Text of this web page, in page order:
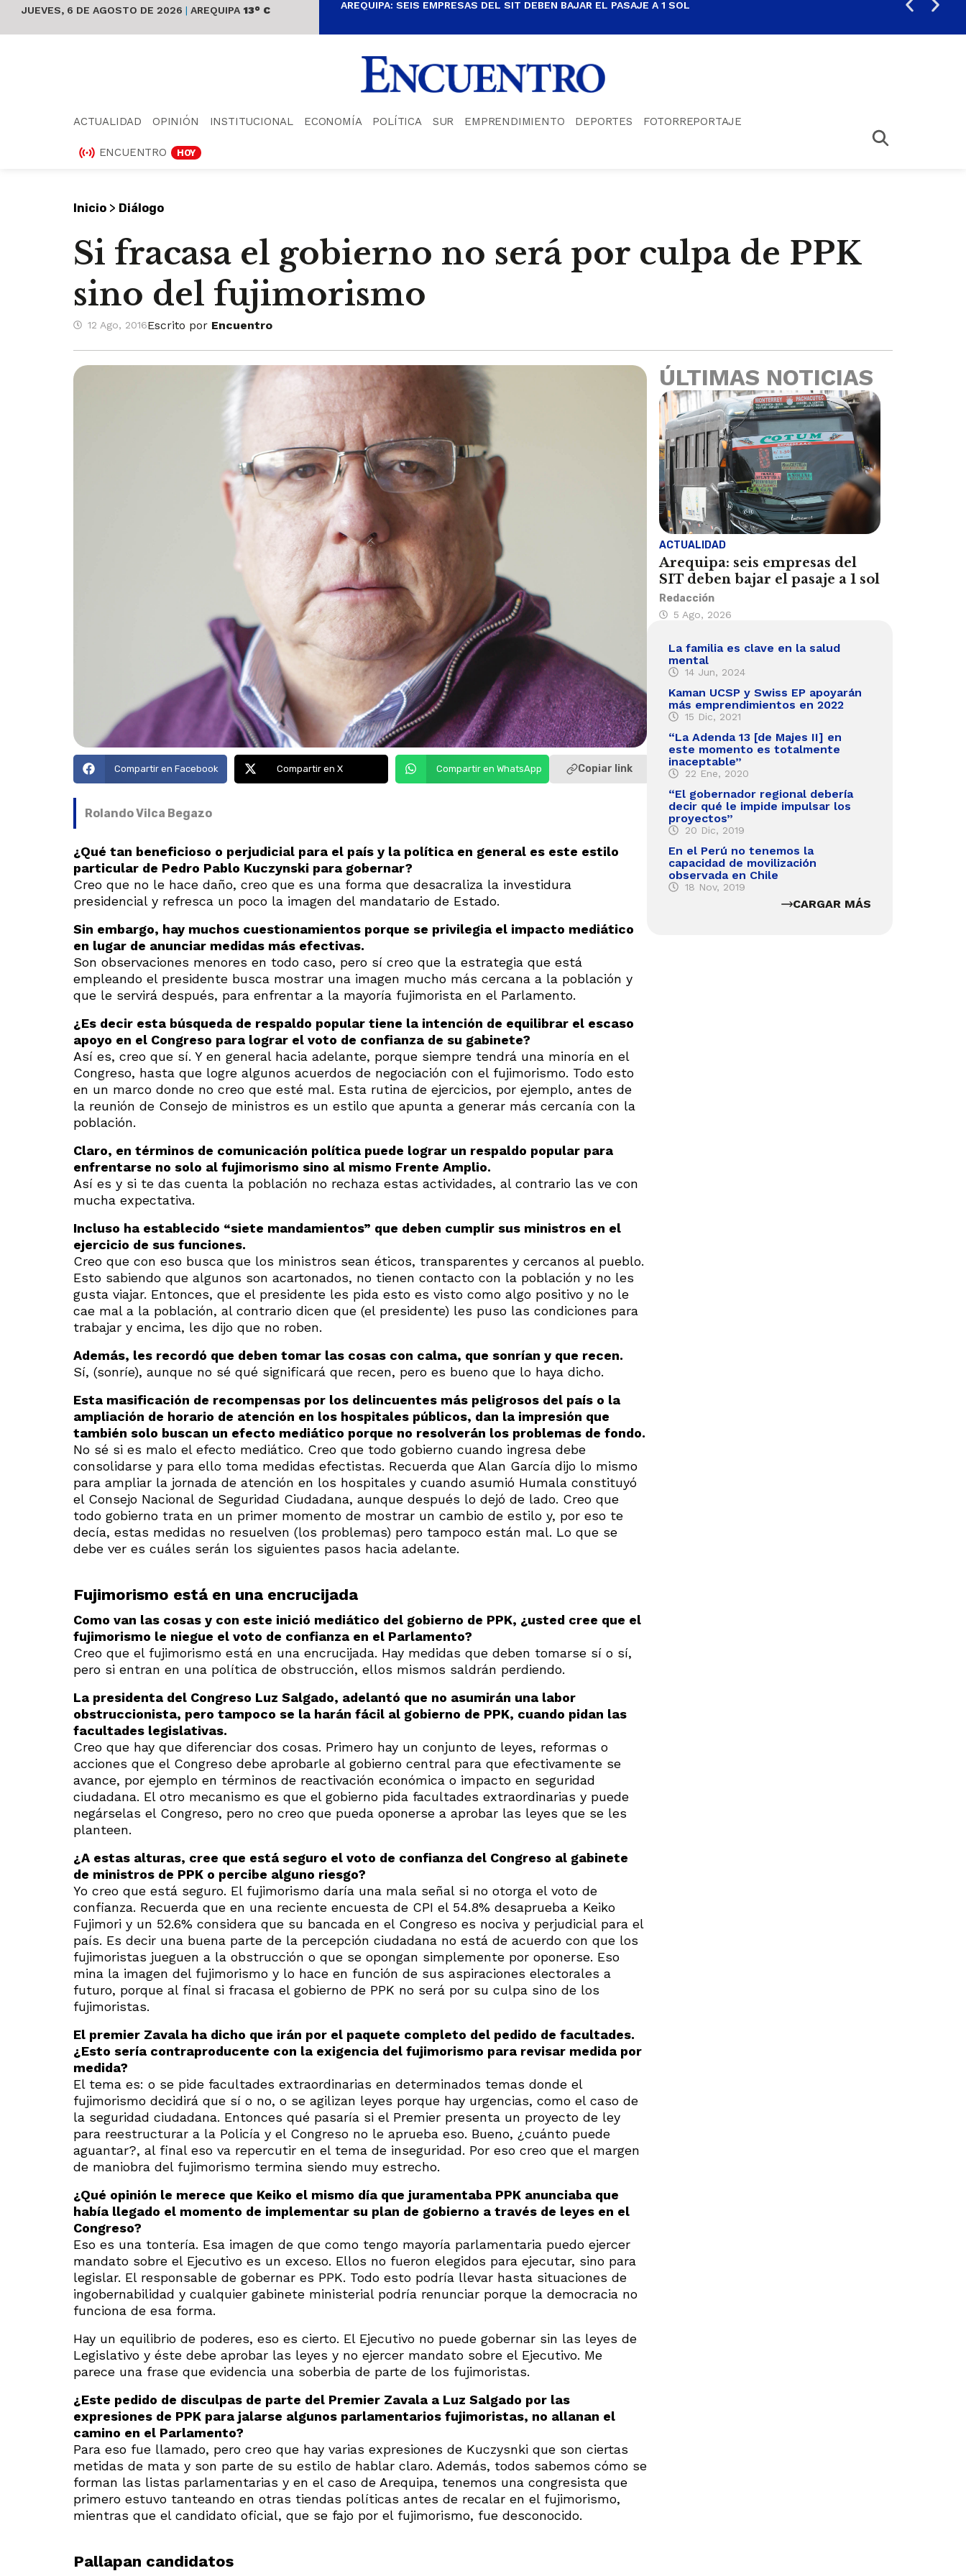
JUEVES, 6 DE AGOSTO DE 2026 | AREQUIPA 13° C AREQUIPA: SEIS EMPRESAS DEL SIT DEBEN BAJAR EL PASAJE A 1 SOL
ACTUALIDAD OPINIÓN INSTITUCIONAL ECONOMÍA POLÍTICA SUR EMPRENDIMIENTO DEPORTES FOTORREPORTAJE
ENCUENTRO HOY
Inicio > Diálogo
Si fracasa el gobierno no será por culpa de PPK
sino del fujimorismo
12 Ago, 2016Escrito por Encuentro
Compartir en Facebook Compartir en X Compartir en WhatsApp Copiar link
Rolando Vilca Begazo
¿Qué tan beneficioso o perjudicial para el país y la política en general es este estilo
particular de Pedro Pablo Kuczynski para gobernar?
Creo que no le hace daño, creo que es una forma que desacraliza la investidura
presidencial y refresca un poco la imagen del mandatario de Estado.
Sin embargo, hay muchos cuestionamientos porque se privilegia el impacto mediático
en lugar de anunciar medidas más efectivas.
Son observaciones menores en todo caso, pero sí creo que la estrategia que está
empleando el presidente busca mostrar una imagen mucho más cercana a la población y
que le servirá después, para enfrentar a la mayoría fujimorista en el Parlamento.
¿Es decir esta búsqueda de respaldo popular tiene la intención de equilibrar el escaso
apoyo en el Congreso para lograr el voto de confianza de su gabinete?
Así es, creo que sí. Y en general hacia adelante, porque siempre tendrá una minoría en el
Congreso, hasta que logre algunos acuerdos de negociación con el fujimorismo. Todo esto
en un marco donde no creo que esté mal. Esta rutina de ejercicios, por ejemplo, antes de
la reunión de Consejo de ministros es un estilo que apunta a generar más cercanía con la
población.
Claro, en términos de comunicación política puede lograr un respaldo popular para
enfrentarse no solo al fujimorismo sino al mismo Frente Amplio.
Así es y si te das cuenta la población no rechaza estas actividades, al contrario las ve con
mucha expectativa.
Incluso ha establecido “siete mandamientos” que deben cumplir sus ministros en el
ejercicio de sus funciones.
Creo que con eso busca que los ministros sean éticos, transparentes y cercanos al pueblo.
Esto sabiendo que algunos son acartonados, no tienen contacto con la población y no les
gusta viajar. Entonces, que el presidente les pida esto es visto como algo positivo y no le
cae mal a la población, al contrario dicen que (el presidente) les puso las condiciones para
trabajar y encima, les dijo que no roben.
Además, les recordó que deben tomar las cosas con calma, que sonrían y que recen.
Sí, (sonríe), aunque no sé qué significará que recen, pero es bueno que lo haya dicho.
Esta masificación de recompensas por los delincuentes más peligrosos del país o la
ampliación de horario de atención en los hospitales públicos, dan la impresión que
también solo buscan un efecto mediático porque no resolverán los problemas de fondo.
No sé si es malo el efecto mediático. Creo que todo gobierno cuando ingresa debe
consolidarse y para ello toma medidas efectistas. Recuerda que Alan García dijo lo mismo
para ampliar la jornada de atención en los hospitales y cuando asumió Humala constituyó
el Consejo Nacional de Seguridad Ciudadana, aunque después lo dejó de lado. Creo que
todo gobierno trata en un primer momento de mostrar un cambio de estilo y, por eso te
decía, estas medidas no resuelven (los problemas) pero tampoco están mal. Lo que se
debe ver es cuáles serán los siguientes pasos hacia adelante.
Fujimorismo está en una encrucijada
Como van las cosas y con este inició mediático del gobierno de PPK, ¿usted cree que el
fujimorismo le niegue el voto de confianza en el Parlamento?
Creo que el fujimorismo está en una encrucijada. Hay medidas que deben tomarse sí o sí,
pero si entran en una política de obstrucción, ellos mismos saldrán perdiendo.
La presidenta del Congreso Luz Salgado, adelantó que no asumirán una labor
obstruccionista, pero tampoco se la harán fácil al gobierno de PPK, cuando pidan las
facultades legislativas.
Creo que hay que diferenciar dos cosas. Primero hay un conjunto de leyes, reformas o
acciones que el Congreso debe aprobarle al gobierno central para que efectivamente se
avance, por ejemplo en términos de reactivación económica o impacto en seguridad
ciudadana. El otro mecanismo es que el gobierno pida facultades extraordinarias y puede
negárselas el Congreso, pero no creo que pueda oponerse a aprobar las leyes que se les
planteen.
¿A estas alturas, cree que está seguro el voto de confianza del Congreso al gabinete
de ministros de PPK o percibe alguno riesgo?
Yo creo que está seguro. El fujimorismo daría una mala señal si no otorga el voto de
confianza. Recuerda que en una reciente encuesta de CPI el 54.8% desaprueba a Keiko
Fujimori y un 52.6% considera que su bancada en el Congreso es nociva y perjudicial para el
país. Es decir una buena parte de la percepción ciudadana no está de acuerdo con que los
fujimoristas jueguen a la obstrucción o que se opongan simplemente por oponerse. Eso
mina la imagen del fujimorismo y lo hace en función de sus aspiraciones electorales a
futuro, porque al final si fracasa el gobierno de PPK no será por su culpa sino de los
fujimoristas.
El premier Zavala ha dicho que irán por el paquete completo del pedido de facultades.
¿Esto sería contraproducente con la exigencia del fujimorismo para revisar medida por
medida?
El tema es: o se pide facultades extraordinarias en determinados temas donde el
fujimorismo decidirá que sí o no, o se agilizan leyes porque hay urgencias, como el caso de
la seguridad ciudadana. Entonces qué pasaría si el Premier presenta un proyecto de ley
para reestructurar a la Policía y el Congreso no le aprueba eso. Bueno, ¿cuánto puede
aguantar?, al final eso va repercutir en el tema de inseguridad. Por eso creo que el margen
de maniobra del fujimorismo termina siendo muy estrecho.
¿Qué opinión le merece que Keiko el mismo día que juramentaba PPK anunciaba que
había llegado el momento de implementar su plan de gobierno a través de leyes en el
Congreso?
Eso es una tontería. Esa imagen de que como tengo mayoría parlamentaria puedo ejercer
mandato sobre el Ejecutivo es un exceso. Ellos no fueron elegidos para ejecutar, sino para
legislar. El responsable de gobernar es PPK. Todo esto podría llevar hasta situaciones de
ingobernabilidad y cualquier gabinete ministerial podría renunciar porque la democracia no
funciona de esa forma.
Hay un equilibrio de poderes, eso es cierto. El Ejecutivo no puede gobernar sin las leyes de
Legislativo y éste debe aprobar las leyes y no ejercer mandato sobre el Ejecutivo. Me
parece una frase que evidencia una soberbia de parte de los fujimoristas.
¿Este pedido de disculpas de parte del Premier Zavala a Luz Salgado por las
expresiones de PPK para jalarse algunos parlamentarios fujimoristas, no allanan el
camino en el Parlamento?
Para eso fue llamado, pero creo que hay varias expresiones de Kuczysnki que son ciertas
metidas de mata y son parte de su estilo de hablar claro. Además, todos sabemos cómo se
forman las listas parlamentarias y en el caso de Arequipa, tenemos una congresista que
primero estuvo tanteando en otras tiendas políticas antes de recalar en el fujimorismo,
mientras que el candidato oficial, que se fajo por el fujimorismo, fue desconocido.
Pallapan candidatos
ÚLTIMAS NOTICIAS
ACTUALIDAD
Arequipa: seis empresas del
SIT deben bajar el pasaje a 1 sol
Redacción
5 Ago, 2026
La familia es clave en la salud
mental
14 Jun, 2024
Kaman UCSP y Swiss EP apoyarán
más emprendimientos en 2022
15 Dic, 2021
“La Adenda 13 [de Majes II] en
este momento es totalmente
inaceptable”
22 Ene, 2020
“El gobernador regional debería
decir qué le impide impulsar los
proyectos”
20 Dic, 2019
En el Perú no tenemos la
capacidad de movilización
observada en Chile
18 Nov, 2019
CARGAR MÁS